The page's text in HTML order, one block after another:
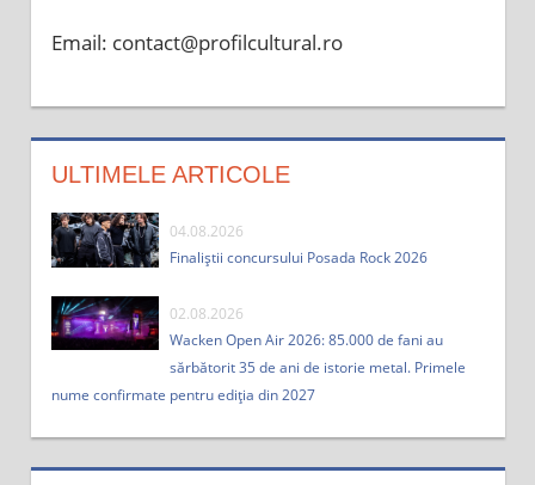
Email: contact@profilcultural.ro
ULTIMELE ARTICOLE
04.08.2026
Finaliștii concursului Posada Rock 2026
02.08.2026
Wacken Open Air 2026: 85.000 de fani au
sărbătorit 35 de ani de istorie metal. Primele
nume confirmate pentru ediția din 2027